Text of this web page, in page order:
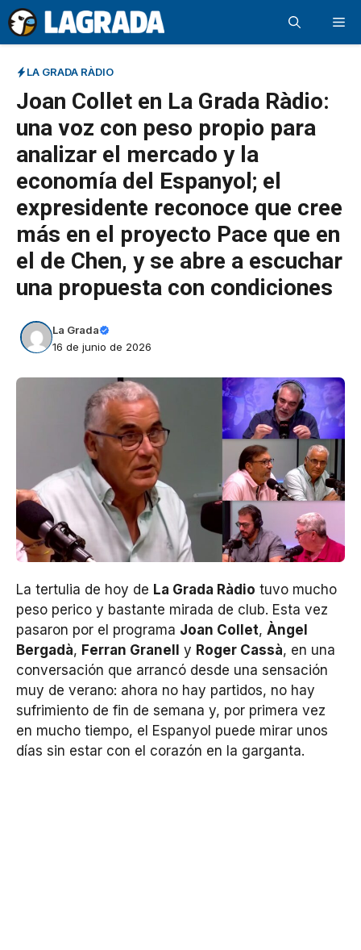
Saltar
al
contenido
LA GRADA RÀDIO
Joan Collet en La Grada Ràdio:
una voz con peso propio para
analizar el mercado y la
economía del Espanyol; el
expresidente reconoce que cree
más en el proyecto Pace que en
el de Chen, y se abre a escuchar
una propuesta con condiciones
La Grada
16 de junio de 2026
La tertulia de hoy de La Grada Ràdio tuvo mucho
peso perico y bastante mirada de club. Esta vez
pasaron por el programa Joan Collet, Àngel
Bergadà, Ferran Granell y Roger Cassà, en una
conversación que arrancó desde una sensación
muy de verano: ahora no hay partidos, no hay
sufrimiento de fin de semana y, por primera vez
en mucho tiempo, el Espanyol puede mirar unos
días sin estar con el corazón en la garganta.